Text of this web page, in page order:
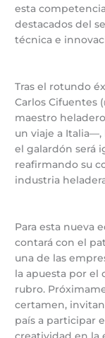
esta
destacados del
técnica e
Tras el rotundo
Carlos Cifuentes
maestro
un viaje a
el galardón será
reafirmando su
industria
Para esta nueva
contará con el
una de las
la apuesta por el
rubro.
certamen,
país a participar
creatividad en la